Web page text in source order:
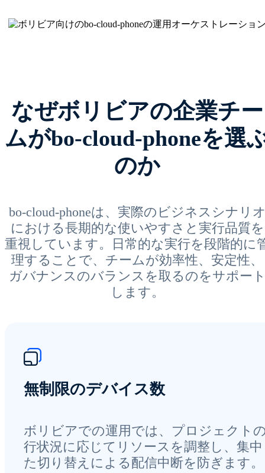
なぜボリビアの企業チー
ムがbo-cloud-phoneを選
のか
bo-cloud-phoneは、実際のビジネスシナリ
における長期的な使いやすさと実行品質を
重視しています。日常的な実行を段階的に
理することで、チームが効率性、安定性、
ガバナンスのバランスを取るのをサポー
します。
無制限のデバイス数
ボリビアでの運用では、プロジェクト
行状況に応じてリソースを調整し、集
た切り替えによる配信中断を防ぎます。